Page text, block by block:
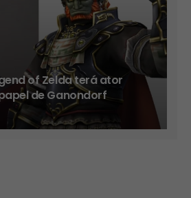
of Zelda terá ator
de Ganondorf